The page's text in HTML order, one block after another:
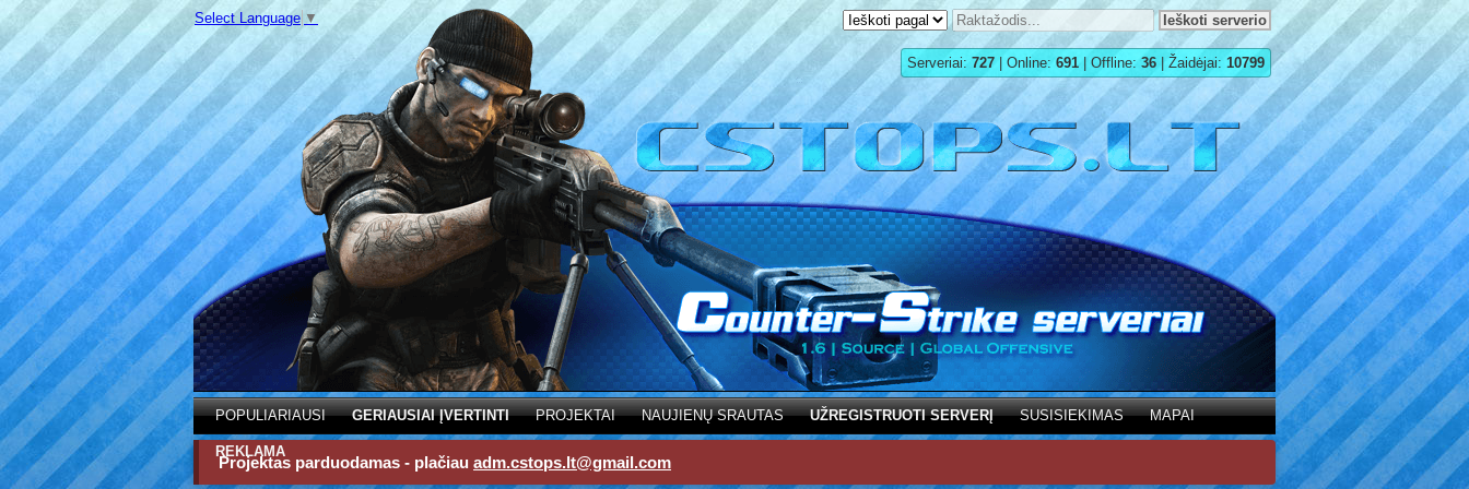
Select Language ▼
Serveriai: 727 | Online: 691 | Offline: 36 | Žaidėjai: 10799
POPULIARIAUSI GERIAUSIAI ĮVERTINTI PROJEKTAI NAUJIENŲ SRAUTAS UŽREGISTRUOTI SERVERĮ SUSISIEKIMAS MAPAI
REKLAMA
Projektas parduodamas - plačiau adm.cstops.lt@gmail.com